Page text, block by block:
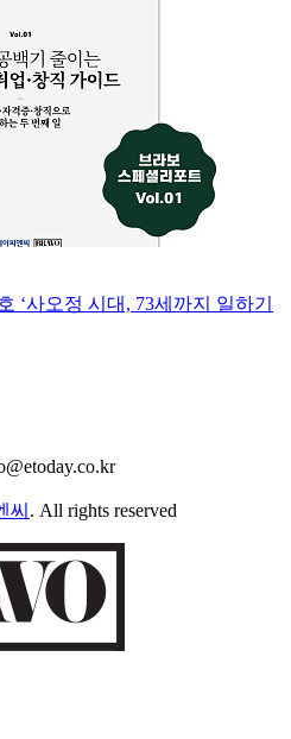
‘사오정 시대, 73세까지 일하기
씨 . All rights reserved